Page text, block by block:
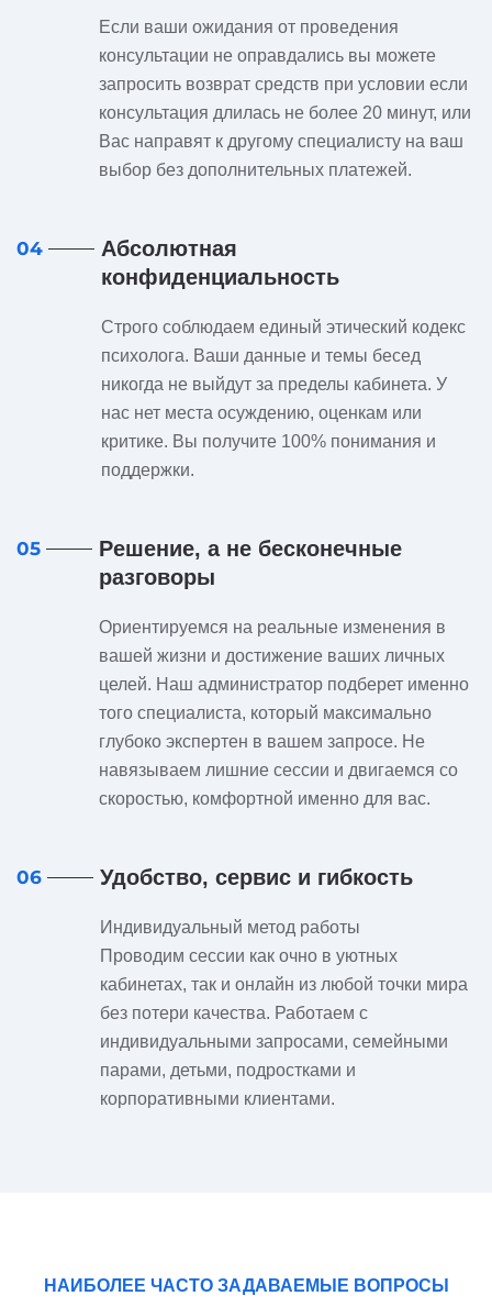
Если ваши ожидания от проведения
консультации не оправдались вы можете
запросить возврат средств при условии если
консультация длилась не более 20 минут, или
Вас направят к другому специалисту на ваш
выбор без дополнительных платежей.
04
Абсолютная
конфиденциальность
Строго соблюдаем единый этический кодекс
психолога. Ваши данные и темы бесед
никогда не выйдут за пределы кабинета. У
нас нет места осуждению, оценкам или
критике. Вы получите 100% понимания и
поддержки.
05
Решение, а не бесконечные
разговоры
Ориентируемся на реальные изменения в
вашей жизни и достижение ваших личных
целей. Наш администратор подберет именно
того специалиста, который максимально
глубоко экспертен в вашем запросе. Не
навязываем лишние сессии и двигаемся со
скоростью, комфортной именно для вас.
06 Удобство, сервис и гибкость
Индивидуальный метод работы
Проводим сессии как очно в уютных
кабинетах, так и онлайн из любой точки мира
без потери качества. Работаем с
индивидуальными запросами, семейными
парами, детьми, подростками и
корпоративными клиентами.
НАИБОЛЕЕ ЧАСТО ЗАДАВАЕМЫЕ ВОПРОСЫ